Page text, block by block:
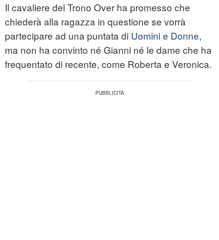
Il cavaliere del Trono Over ha promesso che
chiederà alla ragazza in questione se vorrà
partecipare ad una puntata di Uomini e Donne,
ma non ha convinto né Gianni né le dame che ha
frequentato di recente, come Roberta e Veronica.